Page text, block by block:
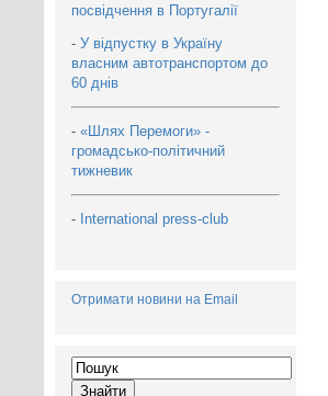
посвідчення в Португалії
- У відпустку в Україну
власним автотранспортом до
60 днів
- «Шлях Перемоги» -
громадсько-політичний
тижневик
- International press-club
Отримати новини на Email